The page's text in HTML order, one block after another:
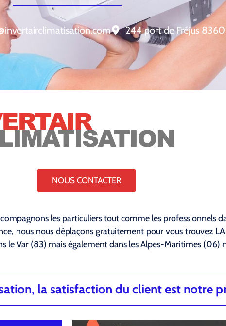
244 port de Fréjus
NOUS CONTACTER
les particuliers tout comme les professionnels
nous nous déplaçons gratuitement pour vous trouvez
le Var (83) mais également dans les Alpes-Maritimes (06)
la satisfaction du client est notre